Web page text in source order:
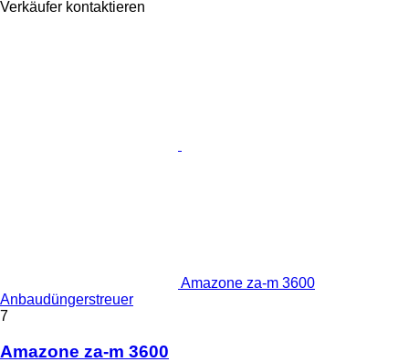
Verkäufer kontaktieren
Amazone za-m 3600
Anbaudüngerstreuer
7
Amazone za-m 3600